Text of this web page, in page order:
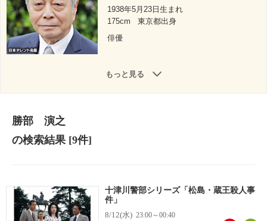
1938年5月23日生まれ
175cm
東京都出身
俳優
もっと見る
勝部 演之
の検索結果[9件]
十津川警部シリーズ「松島・蔵王殺人事
件」
8/12(水) 23:00～00:40